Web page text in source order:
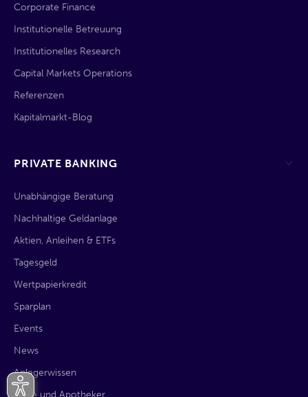
Corporate Finance
Institutionelle Betreuung
Institutionelles Research
Capital Markets Operations
Referenzen
Kapitalmarkt-Blog
PRIVATE BANKING
Unabhängige Beratung
Nachhaltige Geldanlage
Aktien, Anleihen & ETFs
Tagesgeld
Wertpapierkredit
Sparplan
Events
News
Anlegerwissen
Ärzte und Apotheker